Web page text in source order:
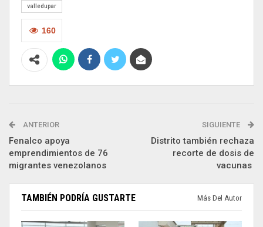
valledupar
160
ANTERIOR
Fenalco apoya
emprendimientos de 76
migrantes venezolanos
SIGUIENTE
Distrito también rechaza
recorte de dosis de
vacunas
TAMBIÉN PODRÍA GUSTARTE Más Del Autor